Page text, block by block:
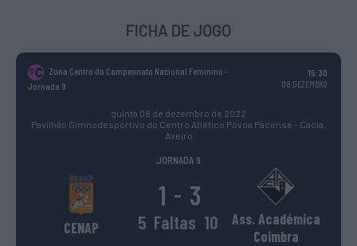
FICHA DE JOGO
Zona Centro do Campeonato Nacional Feminino -
Jornada 9
15:30
08 DEZEMBRO
quinta 08 de dezembro de 2022
Pavilhão Gimnodesportivo do Centro Atlético Póvoa Pacense - Cacia,
Aveiro
JORNADA 9
CENAP
1 - 3
5 Faltas 10
Ass. Académica
Coimbra